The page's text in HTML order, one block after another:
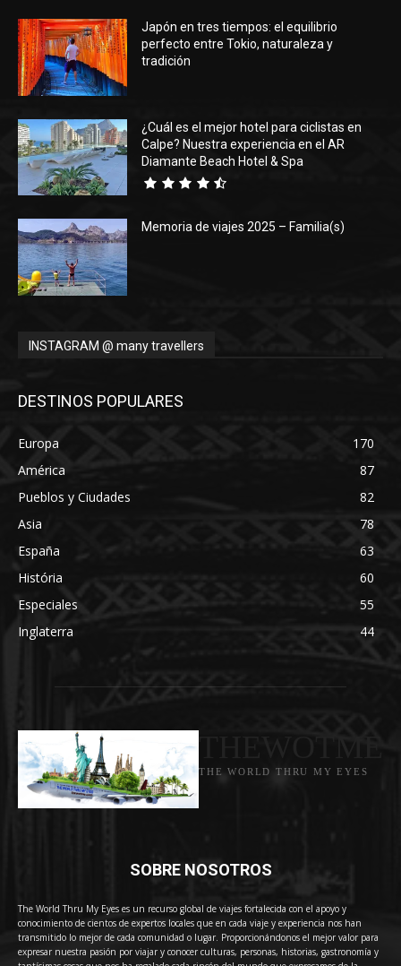
Japón en tres tiempos: el equilibrio
perfecto entre Tokio, naturaleza y
tradición
¿Cuál es el mejor hotel para ciclistas en
Calpe? Nuestra experiencia en el AR
Diamante Beach Hotel & Spa
Memoria de viajes 2025 – Familia(s)
INSTAGRAM @ many travellers
DESTINOS POPULARES
Europa
170
América
87
Pueblos y Ciudades
82
Asia
78
España
63
História
60
Especiales
55
Inglaterra
44
THE WORLD THRU MY EYES
SOBRE NOSOTROS
The World Thru My Eyes es un recurso global de viajes fortalecida con el apoyo y
conocimiento de cientos de expertos locales que en cada viaje y experiencia nos han
transmitido lo mejor de cada comunidad o lugar. Proporcionándonos el mejor valor para
expresar nuestra pasión por viajar y conocer culturas, personas, historias, gastronomía y